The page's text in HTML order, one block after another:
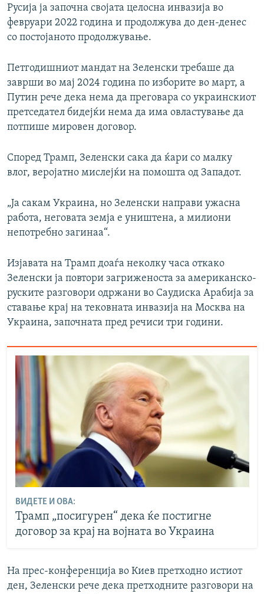
Русија ја започна својата целосна инвазија во
февруари 2022 година и продолжува до ден-денес
со постојаното продолжување.
Петгодишниот мандат на Зеленски требаше да
заврши во мај 2024 година по изборите во март, а
Путин рече дека нема да преговара со украинскиот
претседател бидејќи нема да има овластување да
потпише мировен договор.
Според Трамп, Зеленски сака да ќари со малку
влог, веројатно мислејќи на помошта од Западот.
„Ја сакам Украина, но Зеленски направи ужасна
работа, неговата земја е уништена, а милиони
непотребно загинаа“.
Изјавата на Трамп доаѓа неколку часа откако
Зеленски ја повтори загриженоста за американско-
руските разговори одржани во Саудиска Арабија за
ставање крај на тековната инвазија на Москва на
Украина, започната пред речиси три години.
ВИДЕТЕ И ОВА:
Трамп „посигурен“ дека ќе постигне
договор за крај на војната во Украина
На прес-конференција во Киев претходно истиот
ден, Зеленски рече дека претходните разговори на